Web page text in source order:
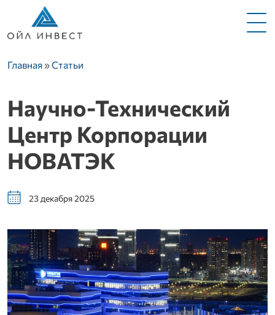
Строка навигации
Главная Статьи
Научно-Технический
Центр Корпорации
НОВАТЭК
23 декабря 2025